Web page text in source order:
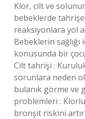
Klor, cilt ve
bebeklerde
reaksiyonlara yol
Bebeklerin sağlığı
konusunda bir
Cilt tahrişi :
sorunlara neden
bulanık görme ve
problemleri : Klorlu
bronşit riskini